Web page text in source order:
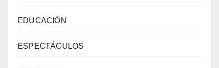
EDUCACIÓN
ESPECTÁCULOS